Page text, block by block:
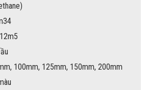
100mm, 125mm, 150mm, 200mm